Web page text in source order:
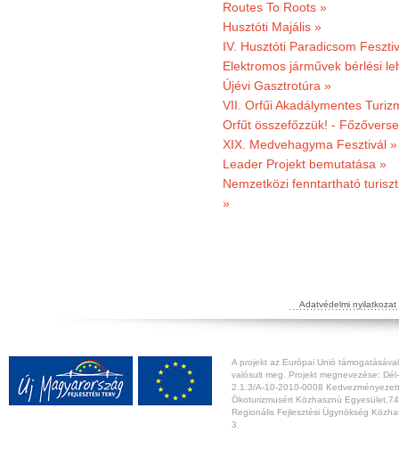
Routes To Roots »
Husztóti Majális »
IV. Husztóti Paradicsom
Elektromos járművek bérlési
Újévi Gasztrotúra »
VII. Orfűi Akadálymentes
Orfűt összefőzzük! -
XIX. Medvehagyma Fesztivál »
Leader Projekt bemutatása »
Nemzetközi fenntartható
»
Adatvédelmi nyilatkozat
A projekt az Európai Unió
valósult meg. Projekt megnevezése:
2.1.3/A-10-2010-0008
Ökoturizmusért Közhasznú
Regionális Fejlesztési Ügynökség
3.